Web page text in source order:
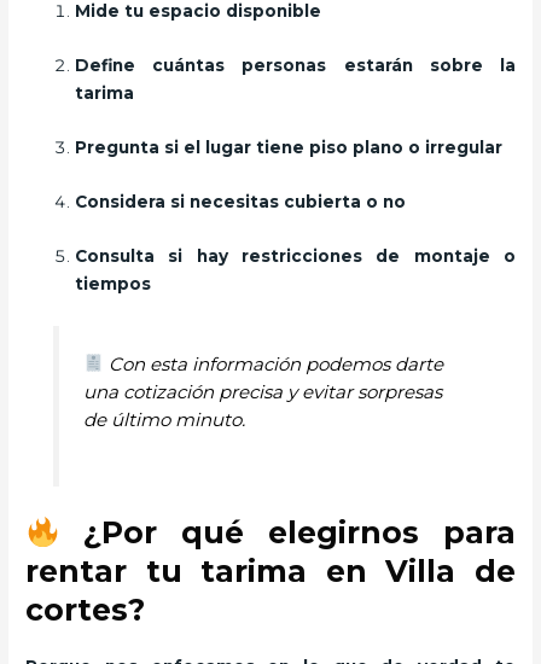
Mide tu espacio disponible
Define cuántas personas estarán sobre la
tarima
Pregunta si el lugar tiene piso plano o irregular
Considera si necesitas cubierta o no
Consulta si hay restricciones de montaje o
tiempos
Con esta información podemos darte
una cotización precisa y evitar sorpresas
de último minuto.
¿Por qué elegirnos para
rentar tu tarima en Villa de
cortes?